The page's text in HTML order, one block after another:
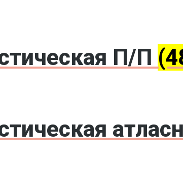
П/П